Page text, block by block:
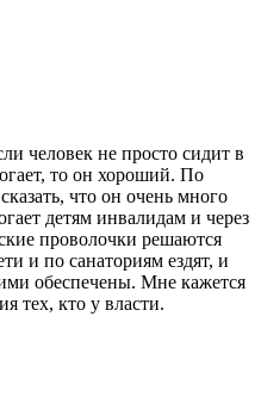
человек не просто сидит в
то он хороший. По
что он очень много
детям инвалидам и через
проволочки решаются
и по санаториям ездят, и
обеспечены. Мне кажется
тех, кто у власти.